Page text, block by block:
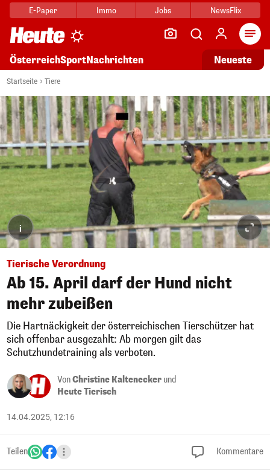
E-Paper Immo Jobs NewsFlix
ÖsterreichSportNachrichten Neueste
Startseite Tiere
i
Tierische Verordnung
Ab 15. April darf der Hund nicht
mehr zubeißen
Die Hartnäckigkeit der österreichischen Tierschützer hat
sich offenbar ausgezahlt: Ab morgen gilt das
Schutzhundetraining als verboten.
VonChristine Kaltenecker und
Heute Tierisch
14.04.2025, 12:16
Teilen Kommentare